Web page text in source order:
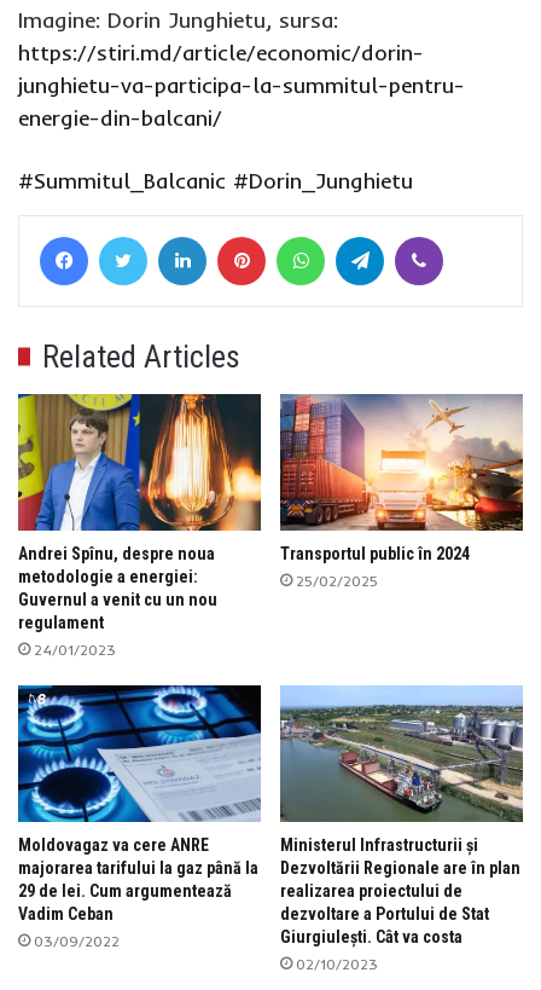
Imagine: Dorin Junghietu, sursa:
https://stiri.md/article/economic/dorin-
junghietu-va-participa-la-summitul-pentru-
energie-din-balcani/
#Summitul_Balcanic #Dorin_Junghietu
FacebookTwitter LinkedIn Pinterest WhatsAppTelegram
Related Articles
Andrei Spînu, despre noua
metodologie a energiei:
Guvernul a venit cu un nou
regulament
24/01/2023
Transportul public în 2024
25/02/2025
Moldovagaz va cere ANRE
majorarea tarifului la gaz până la
29 de lei. Cum argumentează
Vadim Ceban
03/09/2022
Ministerul Infrastructurii și
Dezvoltării Regionale are în plan
realizarea proiectului de
dezvoltare a Portului de Stat
Giurgiulești. Cât va costa
02/10/2023